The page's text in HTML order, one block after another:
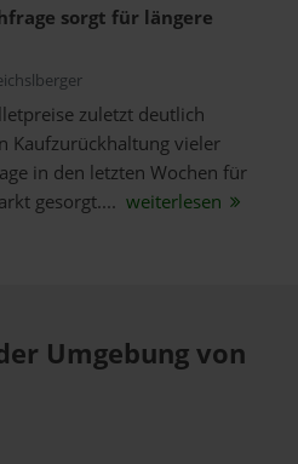
sorgt für längere
zuletzt deutlich
Kaufzurückhaltung vieler
in den letzten Wochen für
gesorgt.... weiterlesen
Umgebung von